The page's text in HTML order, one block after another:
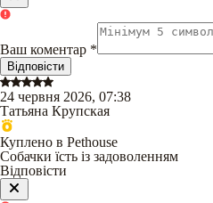
Ваш коментар *
Відповісти
24 червня 2026, 07:38
Татьяна Крупская
Куплено в Pethouse
Собачки їсть із задоволенням
Відповісти